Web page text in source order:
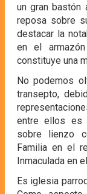
un gran bastón
reposa sobre
destacar la
en el
constituye una
No podemos
transepto,
entre ellos es
sobre lienzo
Familia en el
Inmaculada en
Es iglesia